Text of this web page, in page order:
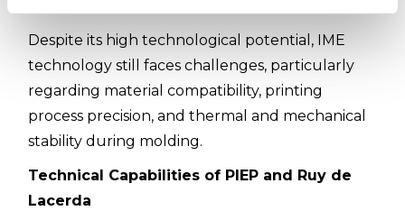
industries.
Despite its high technological potential, IME
technology still faces challenges, particularly
regarding material compatibility, printing
process precision, and thermal and mechanical
stability during molding.
Technical Capabilities of PIEP and Ruy de
Lacerda